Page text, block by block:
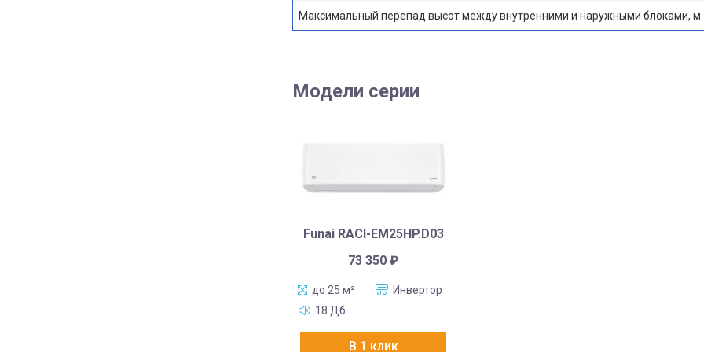
Максимальный перепад высот между внутренними и наружными блоками, м
Модели серии
Funai RACI-EM25HP.D03
73 350₽
до 25 м²
Инвертор
18 Дб
В 1 клик